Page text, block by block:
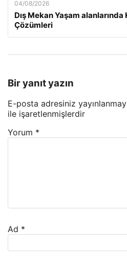
04/08/2026
Dış Mekan Yaşam
Çözümleri
Bir yanıt yazın
E-posta adresiniz
ile işaretlenmişlerdir
Yorum *
Ad *